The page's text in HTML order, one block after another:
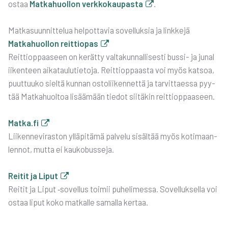
ostaa Mat­ka­huol­lon verk­ko­kau­pas­ta .
Mat­ka­suun­nit­te­lua hel­pot­ta­via sovel­luk­sia ja link­ke­jä
Mat­ka­huol­lon reit­tio­pas
Reit­tiop­paa­seen on kerät­ty val­ta­kun­nal­li­ses­ti bus­si- ja juna­l
ii­ken­teen aika­tau­lu­tie­to­ja. Reit­tiop­paas­ta voi myös kat­soa,
puut­tuu­ko siel­tä kun­nan osto­lii­ken­net­tä ja tar­vit­taes­sa pyy­
tää Mat­ka­huol­toa lisää­mään tie­dot sii­tä­kin reit­tiop­paa­seen.
Matka.fi
Lii­ken­ne­vi­ras­ton yllä­pi­tä­mä pal­ve­lu sisäl­tää myös koti­maan­
len­not, mut­ta ei kau­ko­bus­se­ja.
Rei­tit ja Liput
Rei­tit ja Liput ‑sovel­lus toi­mii puhe­li­mes­sa. Sovel­luk­sel­la voi
ostaa liput koko mat­kal­le samal­la ker­taa.